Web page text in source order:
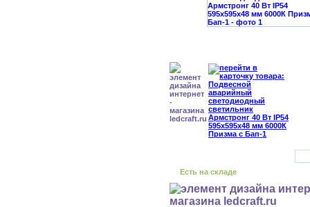
Есть на складе